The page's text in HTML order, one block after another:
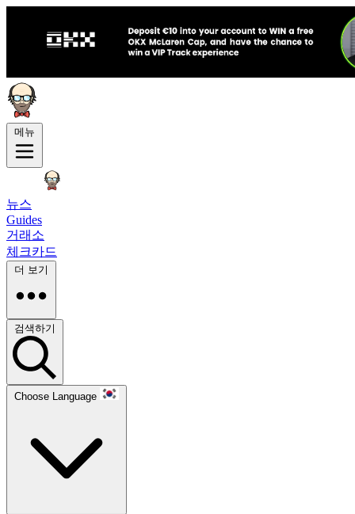
메뉴
뉴스
Guides
거래소
체크카드
더 보기
검색하기
Choose Language